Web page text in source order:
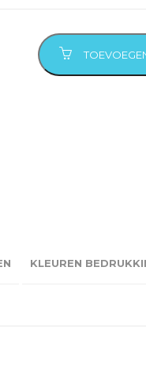
KLEUREN